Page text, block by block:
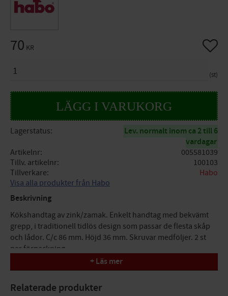
70 KR
st
Lägg
Lagerstatus
Lev. normalt inom ca 2 till 6
vardagar
Artikelnr
005581039
Tillv. artikelnr
100103
Tillverkare
Habo
Visa alla produkter från Habo
Beskrivning
Kökshandtag av zink/zamak. Enkelt handtag med bekvämt
grepp, i traditionell tidlös design som passar de flesta skåp
och lådor. C/c 86 mm. Höjd 36 mm. Skruvar medföljer. 2 st
per förpackning.
Traditionellt
+ Läs mer
Relaterade produkter